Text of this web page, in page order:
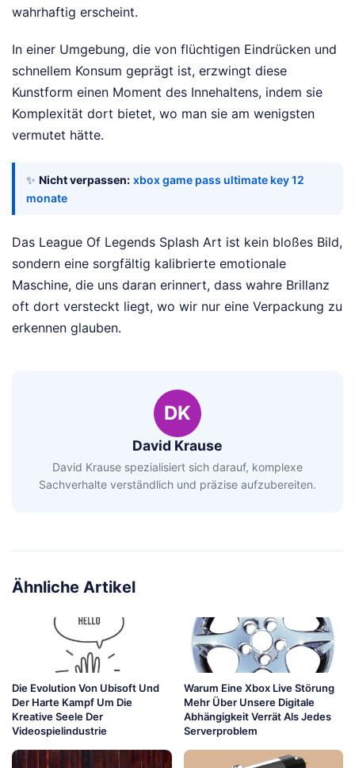
wahrhaftig erscheint.
In einer Umgebung, die von flüchtigen Eindrücken und
schnellem Konsum geprägt ist, erzwingt diese
Kunstform einen Moment des Innehaltens, indem sie
Komplexität dort bietet, wo man sie am wenigsten
vermutet hätte.
✨ Nicht verpassen: xbox game pass ultimate key 12
monate
Das League Of Legends Splash Art ist kein bloßes Bild,
sondern eine sorgfältig kalibrierte emotionale
Maschine, die uns daran erinnert, dass wahre Brillanz
oft dort versteckt liegt, wo wir nur eine Verpackung zu
erkennen glauben.
DK
David Krause
David Krause spezialisiert sich darauf, komplexe
Sachverhalte verständlich und präzise aufzubereiten.
Ähnliche Artikel
Die Evolution Von Ubisoft Und
Der Harte Kampf Um Die
Kreative Seele Der
Videospielindustrie
Warum Eine Xbox Live Störung
Mehr Über Unsere Digitale
Abhängigkeit Verrät Als Jedes
Serverproblem